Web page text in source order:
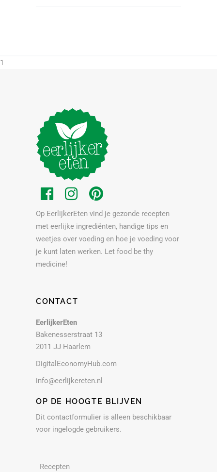
1
Op EerlijkerEten vind je gezonde recepten
met eerlijke ingrediënten, handige tips en
weetjes over voeding en hoe je voeding voor
je kunt laten werken. Let food be thy
medicine!
CONTACT
EerlijkerEten
Bakenesserstraat 13
2011 JJ Haarlem
DigitalEconomyHub.com
info@eerlijkereten.nl
OP DE HOOGTE BLIJVEN
Dit contactformulier is alleen beschikbaar
voor ingelogde gebruikers.
Recepten